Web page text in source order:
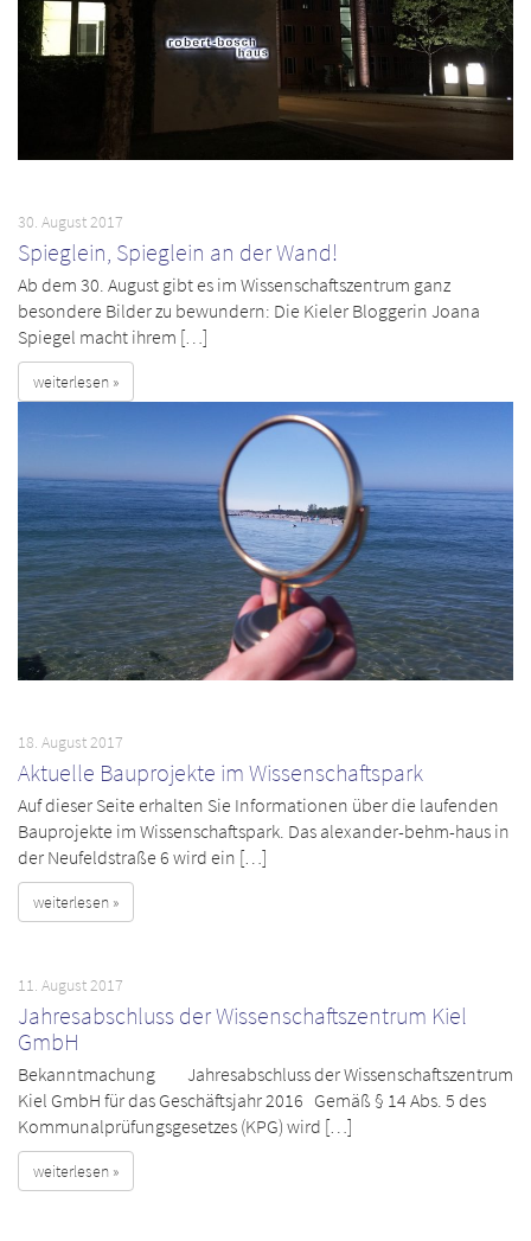
30. August 2017
Spieglein, Spieglein an der Wand!
Ab dem 30. August gibt es im Wissenschaftszentrum ganz
besondere Bilder zu bewundern: Die Kieler Bloggerin Joana
Spiegel macht ihrem […]
weiterlesen »
18. August 2017
Aktuelle Bauprojekte im Wissenschaftspark
Auf dieser Seite erhalten Sie Informationen über die laufenden
Bauprojekte im Wissenschaftspark. Das alexander-behm-haus in
der Neufeldstraße 6 wird ein […]
weiterlesen »
11. August 2017
Jahresabschluss der Wissenschaftszentrum Kiel
GmbH
Bekanntmachung Jahresabschluss der Wissenschaftszentrum
Kiel GmbH für das Geschäftsjahr 2016 Gemäß § 14 Abs. 5 des
Kommunalprüfungsgesetzes (KPG) wird […]
weiterlesen »